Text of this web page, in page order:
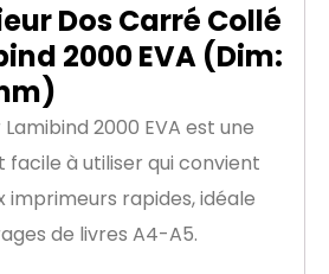
Dos Carré Collé
2000 EVA (Dim:
2000 EVA est une
facile à utiliser qui convient
rapides, idéale
de livres A4-A5.